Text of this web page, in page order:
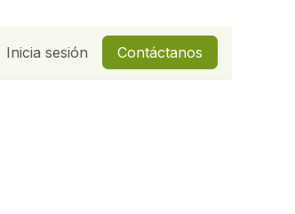
Inicia sesión Contáctanos